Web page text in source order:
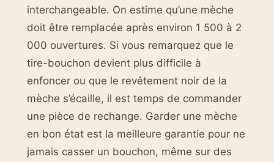
interchangeable. On estime qu’une mèche
doit être remplacée après environ 1 500 à 2
000 ouvertures. Si vous remarquez que le
tire-bouchon devient plus difficile à
enfoncer ou que le revêtement noir de la
mèche s’écaille, il est temps de commander
une pièce de rechange. Garder une mèche
en bon état est la meilleure garantie pour ne
jamais casser un bouchon, même sur des